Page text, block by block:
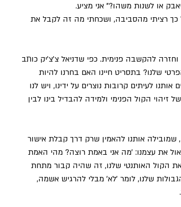
או לשנות משהו?" אני מציע.
כך רציתי מהסביבה, ושכחתי מה זה לקבל את
להקשבה פנימית. כפי שדניאל צ'צ'יק כותב
שלנו? בתסריט חיינו האם בחרנו להיות
לעיתים קרובות נוצרים על ידינו, ויש לנו
הקול הפנימי ולמידה להבדיל בינו לבין
אותנו להאמין שרק דרך קבלת אישור
את עצמנו: 'מה אני באמת רוצה? מהי האמת
הקול האותנטי שלנו, זה שהיה קבור מתחת
שלנו, לומר 'לא' מבלי להרגיש אשמה,